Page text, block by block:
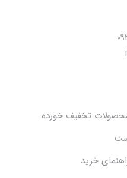
تخفیف خورده
خرید